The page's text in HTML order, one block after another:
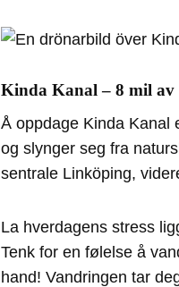
Kinda Kanal – 8 mil av
Å oppdage Kinda Kanal
og slynger seg fra
sentrale Linköping,
La hverdagens stress
Tenk for en følelse å
hand! Vandringen tar